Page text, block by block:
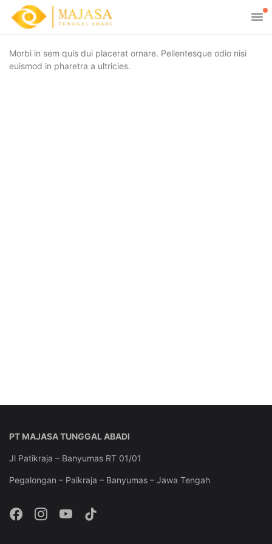
Morbi in sem quis dui placerat ornare. Pellentesque odio nisi
euismod in pharetra a ultricies.
PT MAJASA TUNGGAL ABADI
Jl Patikraja – Banyumas RT 01/01
Pegalongan – Paikraja – Banyumas – Jawa Tengah